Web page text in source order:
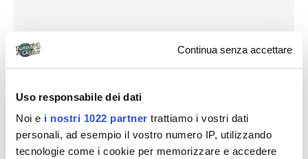
Continua senza accettare
Uso responsabile dei dati
Noi e i nostri 1022 partner trattiamo i vostri dati
personali, ad esempio il vostro numero IP, utilizzando
tecnologie come i cookie per memorizzare e accedere